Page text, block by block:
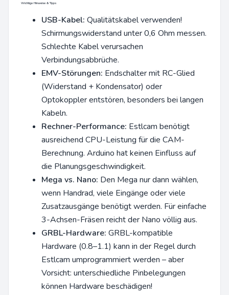
Wichtige Hinweise & Tipps
USB-Kabel: Qualitätskabel verwenden!
Schirmungswiderstand unter 0,6 Ohm messen.
Schlechte Kabel verursachen
Verbindungsabbrüche.
EMV-Störungen: Endschalter mit RC-Glied
(Widerstand + Kondensator) oder
Optokoppler entstören, besonders bei langen
Kabeln.
Rechner-Performance: Estlcam benötigt
ausreichend CPU-Leistung für die CAM-
Berechnung. Arduino hat keinen Einfluss auf
die Planungsgeschwindigkeit.
Mega vs. Nano: Den Mega nur dann wählen,
wenn Handrad, viele Eingänge oder viele
Zusatzausgänge benötigt werden. Für einfache
3-Achsen-Fräsen reicht der Nano völlig aus.
GRBL-Hardware: GRBL-kompatible
Hardware (0.8–1.1) kann in der Regel durch
Estlcam umprogrammiert werden – aber
Vorsicht: unterschiedliche Pinbelegungen
können Hardware beschädigen!